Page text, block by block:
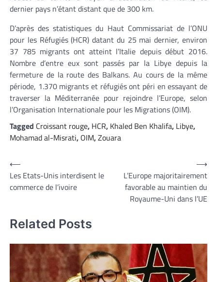
dernier pays n’étant distant que de 300 km.
D’après des statistiques du Haut Commissariat de l’ONU
pour les Réfugiés (HCR) datant du 25 mai dernier, environ
37 785 migrants ont atteint l’Italie depuis début 2016.
Nombre d’entre eux sont passés par la Libye depuis la
fermeture de la route des Balkans. Au cours de la même
période, 1.370 migrants et réfugiés ont péri en essayant de
traverser la Méditerranée pour rejoindre l’Europe, selon
l’Organisation Internationale pour les Migrations (OIM).
Tagged Croissant rouge, HCR, Khaled Ben Khalifa, Libye,
Mohamad al-Misrati, OIM,Zouara
Navigation
de
l’article
⟵
Les Etats-Unis interdisent le
commerce de l’ivoire
L’Europe majoritairement
favorable au maintien du
Royaume-Uni dans l’UE
⟶
Related Posts